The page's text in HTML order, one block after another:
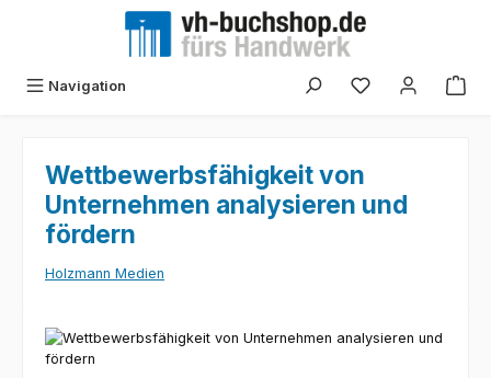
Zum Hauptinhalt springen
Navigation
Wettbewerbsfähigkeit von
Unternehmen analysieren und
fördern
Holzmann Medien
Bildergalerie überspringen